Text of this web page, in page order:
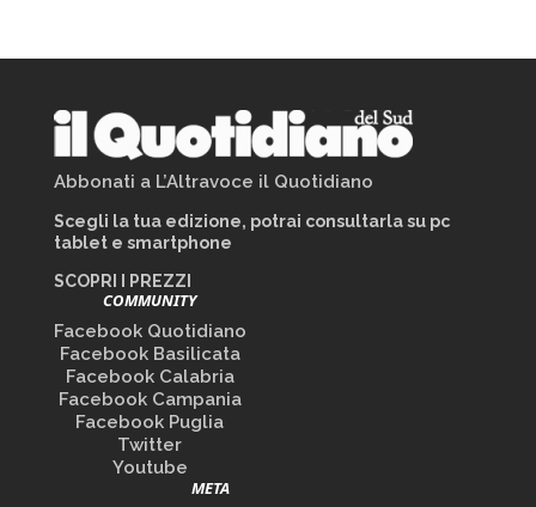
Abbonati a L’Altravoce il Quotidiano
Scegli la tua edizione, potrai consultarla su pc
tablet e smartphone
SCOPRI I PREZZI
COMMUNITY
Facebook Quotidiano
Facebook Basilicata
Facebook Calabria
Facebook Campania
Facebook Puglia
Twitter
Youtube
META